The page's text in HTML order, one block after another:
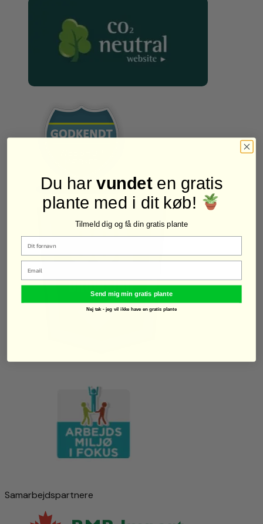
Samarbejdspartnere
Du harvundeten gratis
plante med i dit køb!
Tilmeld dig og få din gratis plante
Email
Send mig min gratis plante
Nej tak - jeg vil ikke have en gratis plante